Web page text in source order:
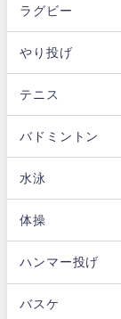
ラグビー
やり投げ
テニス
バドミントン
水泳
体操
ハンマー投げ
バスケ